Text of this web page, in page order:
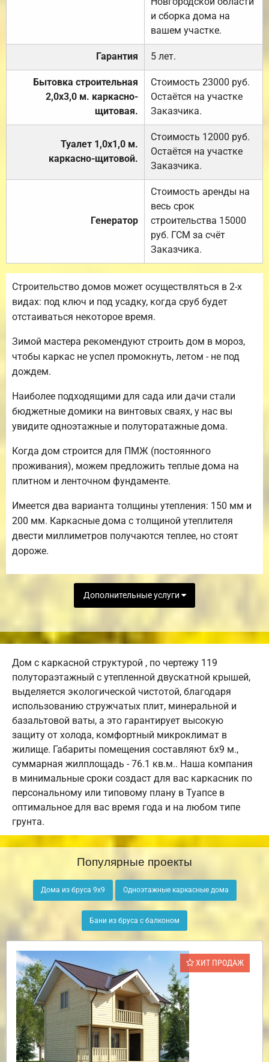
и сборка дома на
вашем участке.
Гарантия 5 лет.
Бытовка строительная
2,0х3,0 м. каркасно-
щитовая.
Стоимость 23000 руб.
Остаётся на участке
Заказчика.
Туалет 1,0х1,0 м.
каркасно-щитовой.
Стоимость 12000 руб.
Остаётся на участке
Заказчика.
Генератор
Стоимость аренды на
весь срок
строительства 15000
руб. ГСМ за счёт
Заказчика.
Строительство домов может осуществляться в 2-х
видах: под ключ и под усадку, когда сруб будет
отстаиваться некоторое время.
Зимой мастера рекомендуют строить дом в мороз,
чтобы каркас не успел промокнуть, летом - не под
дождем.
Наиболее подходящими для сада или дачи стали
бюджетные домики на винтовых сваях, у нас вы
увидите одноэтажные и полуторатажные дома.
Когда дом строится для ПМЖ (постоянного
проживания), можем предложить теплые дома на
плитном и ленточном фундаменте.
Имеется два варианта толщины утепления: 150 мм и
200 мм. Каркасные дома с толщиной утеплителя
двести миллиметров получаются теплее, но стоят
дороже.
Дополнительные услуги
Дом с каркасной структурой , по чертежу 119
полутораэтажный с утепленной двускатной крышей,
выделяется экологической чистотой, благодаря
использованию стружчатых плит, минеральной и
базальтовой ваты, а это гарантирует высокую
защиту от холода, комфортный микроклимат в
жилище. Габариты помещения составляют 6х9 м.,
суммарная жилплощадь - 76.1 кв.м.. Наша компания
в минимальные сроки создаст для вас каркасник по
персональному или типовому плану в Туапсе в
оптимальное для вас время года и на любом типе
грунта.
Популярные проекты
Дома из бруса 9х9 Одноэтажные каркасные дома
Бани из бруса с балконом
ХИТ ПРОДАЖ